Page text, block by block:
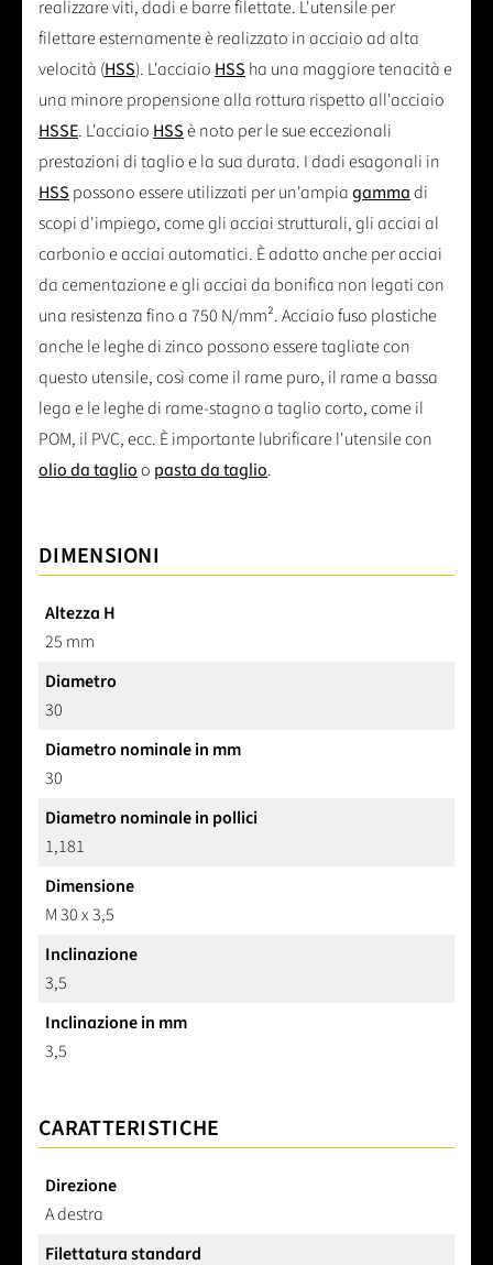
realizzare viti, dadi e barre filettate. L'utensile per
filettare esternamente è realizzato in acciaio ad alta
velocità (HSS). L'acciaio HSS ha una maggiore tenacità e
una minore propensione alla rottura rispetto all'acciaio
HSSE. L'acciaio HSSè noto per le sue eccezionali
prestazioni di taglio e la sua durata. I dadi esagonali in
HSS possono essere utilizzati per un'ampiagammadi
scopi d'impiego, come gli acciai strutturali, gli acciai al
carbonio e acciai automatici. È adatto anche per acciai
da cementazione e gli acciai da bonifica non legati con
una resistenza fino a 750 N/mm². Acciaio fuso plastiche
anche le leghe di zinco possono essere tagliate con
questo utensile, così come il rame puro, il rame a bassa
lega e le leghe di rame-stagno a taglio corto, come il
POM, il PVC, ecc. È importante lubrificare l'utensile con
olio da taglioo pasta da taglio.
DIMENSIONI
Altezza H
25 mm
Diametro
30
Diametro nominale in mm
30
Diametro nominale in pollici
1,181
Dimensione
M 30 x 3,5
Inclinazione
3,5
Inclinazione in mm
3,5
CARATTERISTICHE
Direzione
A destra
Filettatura standard